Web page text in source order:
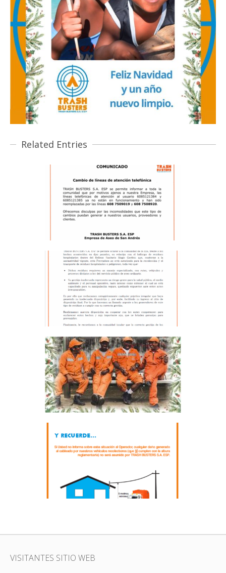
Related Entries
COMUNICADO – CAMBIO DE
LINEAS DE ATENCIÓN
TELEFÓNICA
COMUNICADO – RESIDUOS
HOSPITALARIOS
BASURAS, COMUNIDAD
POR UNA NAVIDAD Y UN AÑO
NUEVO LIMPIO
BASURAS, COMUNIDAD
AVISO – ALTURA DE
ACOMETIDAS
BASURAS, COMUNIDAD
VISITANTES SITIO WEB